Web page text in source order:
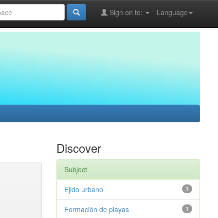
Language
Sign on to:
Discover
Subject
1
Ejido urbano
1
Formación de playas